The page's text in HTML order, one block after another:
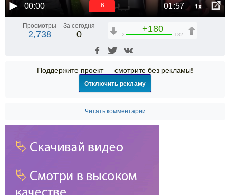
00:00 01:57 1x
5
Просмотры
2,738
За сегодня
0
+180
2 182
Поддержите проект — смотрите без рекламы!
Отключить рекламу
Читать комментарии